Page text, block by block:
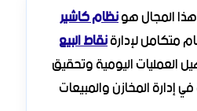
المجال هونظام كاشير
متكامل لإدارةنقاط البيع
العمليات اليومية وتحقيق
المخازن والمبيعات